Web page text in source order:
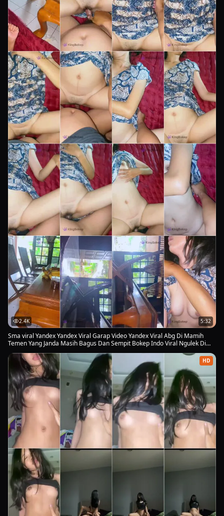
2.4K 5:32
Sma viral Yandex Yandex Viral Garap Video Yandex Viral Abg Di Mamih
Temen Yang Janda Masih Bagus Dan Sempit Bokep Indo Viral Ngulek Di
Video Viral 2026
HD